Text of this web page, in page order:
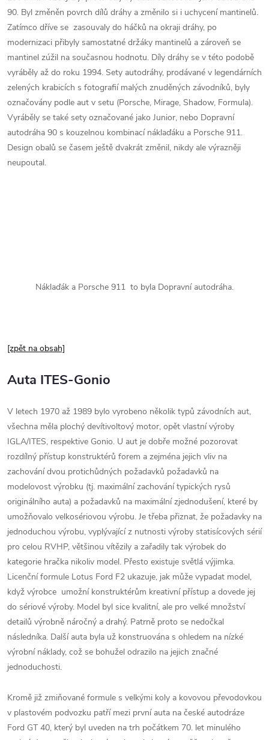
90. Byl změněn povrch dílů dráhy a změnilo si i uchycení mantinelů.
Zatímco dříve se zasouvaly do háčků na okraji dráhy, po
modernizaci přibyly samostatné držáky mantinelů a zároveň se
mantinel zúžil na současnou hodnotu. Díly dráhy se v této podobě
vyráběly až do roku 1994. Sety autodráhy, prodávané v legendárních
zelených krabicích s fotografií malých znuděných závodníků, byly
označovány podle aut v setu (Porsche, Mirage, Shadow, Formula).
Vyráběly se také sety označované jako Junior, nebo Dopravní
autodráha 90 s kouzelnou kombinací náklaďáku a Porsche 911.
Design obalů se časem ještě dvakrát změnil, nikdy ale výrazněji
neupoutal.
Náklaďák a Porsche 911 to byla Dopravní autodráha.
[zpět na obsah]
Auta ITES-Gonio
V letech 1970 až 1989 bylo vyrobeno několik typů závodních aut,
všechna měla plochý devítivoltový motor, opět vlastní výroby
IGLA/ITES, respektive Gonio. U aut je dobře možné pozorovat
rozdílný přístup konstruktérů forem a zejména jejich vliv na
zachování dvou protichůdných požadavků požadavků na
modelovost výrobku (tj. maximální zachování typických rysů
originálního auta) a požadavků na maximální zjednodušení, které by
umožňovalo velkosériovou výrobu. Je třeba přiznat, že požadavky na
jednoduchou výrobu, vyplývající z nutnosti výroby statisícových sérií
pro celou RVHP, většinou vítězily a zařadily tak výrobek do
kategorie hračka nikoliv model. Přesto existuje světlá výjimka.
Licenční formule Lotus Ford F2 ukazuje, jak může vypadat model,
když výrobce umožní konstruktérům kreativní přístup a dovede jej
do sériové výroby. Model byl sice kvalitní, ale pro velké množství
detailů výrobně náročný a drahý. Patrně proto se nedočkal
následníka. Další auta byla už konstruována s ohledem na nízké
výrobní náklady, což se bohužel odrazilo na jejich značné
jednoduchosti.
Kromě již zmiňované formule s velkými koly a kovovou převodovkou
v plastovém podvozku patří mezi první auta na české autodráze
Ford GT 40, který byl uveden na trh počátkem 70. let minulého